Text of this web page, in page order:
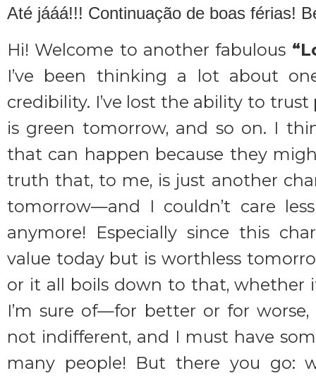
Até jááá!!! Continuação de boas férias!
Hi! Welcome to another fabulous
I’ve been thinking a lot about
credibility. I’ve lost the ability to trust
is green tomorrow, and so on. I
that can happen because they
truth that, to me, is just another
tomorrow—and I couldn’t care
anymore! Especially since this
value today but is worthless
or it all boils down to that, whether
I’m sure of—for better or for
not indifferent, and I must have
many people! But there you go: